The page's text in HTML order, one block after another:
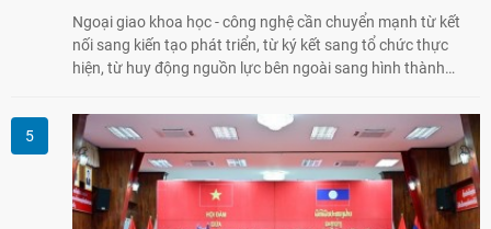
Ngoại giao khoa học - công nghệ cần chuyển mạnh từ kết
nối sang kiến tạo phát triển, từ ký kết sang tổ chức thực
hiện, từ huy động nguồn lực bên ngoài sang hình thành
nghệ, đổi mới sáng tạo và chuyển đổi số trở thành động lực
phát triển đất nước.